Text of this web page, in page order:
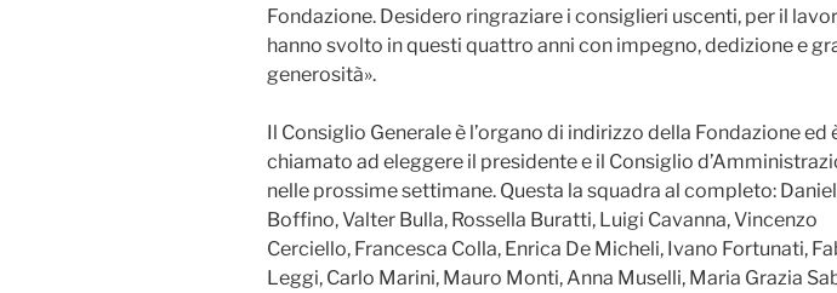
Fondazione. Desidero ringraziare i consiglieri uscenti, per il
hanno svolto in questi quattro anni con impegno, dedizione e
generosità».
Il Consiglio Generale è l’organo di indirizzo della Fondazione ed
chiamato ad eleggere il presidente e il Consiglio
nelle prossime settimane. Questa la squadra al completo:
Boffino, Valter Bulla, Rossella Buratti, Luigi Cavanna, Vincenzo
Cerciello, Francesca Colla, Enrica De Micheli, Ivano Fortunati,
Leggi, Carlo Marini, Mauro Monti, Anna Muselli, Maria Grazia